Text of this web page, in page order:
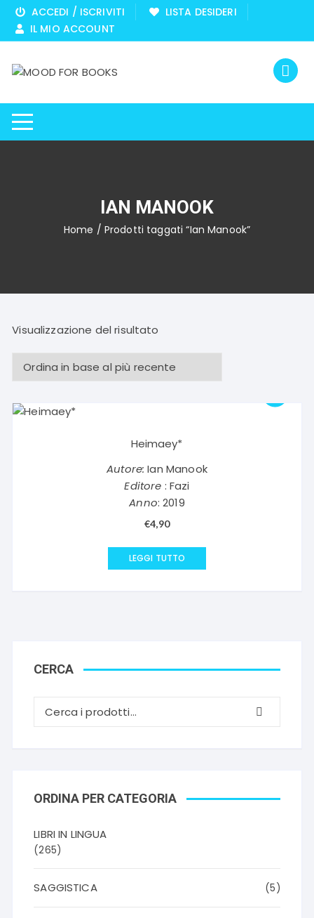
Vai
contenuto
ACCEDI / ISCRIVITI
LISTA DESIDERI
IL MIO ACCOUNT
IAN MANOOK
Home / Prodotti taggati “Ian Manook”
Visualizzazione del risultato
Heimaey*
Autore: Ian Manook
Editore : Fazi
Anno: 2019
€4,90
LEGGI TUTTO
CERCA
ORDINA PER CATEGORIA
LIBRI IN LINGUA
(265)
SAGGISTICA (5)